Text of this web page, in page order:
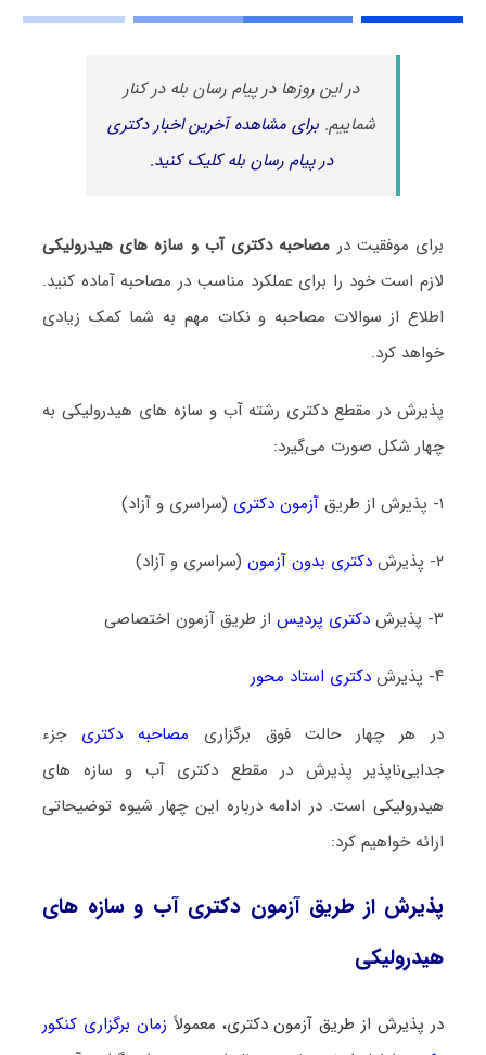
در این روزها در پیام رسان بله در کنار
شماییم.برای مشاهده آخرین اخبار دکتری
در پیام رسان بله کلیک کنید.
برای موفقیت در مصاحبه دکتری آب و سازه‎‌ های هیدرولیکی
لازم است خود را برای عملکرد مناسب در مصاحبه آماده کنید.
اطلاع از سوالات مصاحبه و نکات مهم به شما کمک زیادی
خواهد کرد.
پذیرش در مقطع دکتری رشته آب و سازه‎‌ های هیدرولیکی به
چهار شکل صورت می‌گیرد:
۱- پذیرش از طریق آزمون دکتری (سراسری و آزاد)
۲- پذیرش دکتری بدون آزمون(سراسری و آزاد)
۳- پذیرش دکتری پردیساز طریق آزمون اختصاصی
۴- پذیرش دکتری استاد محور
در هر چهار حالت فوق برگزاری مصاحبه دکتری جزء
جدایی‌ناپذیر پذیرش در مقطع دکتری آب و سازه‎‌ های
هیدرولیکی است. در ادامه درباره این چهار شیوه توضیحاتی
ارائه خواهیم کرد:
پذیرش از طریق آزمون دکتری آب و سازه‎‌ های
هیدرولیکی
در پذیرش از طریق آزمون دکتری، معمولاً زمان برگزاری کنکور